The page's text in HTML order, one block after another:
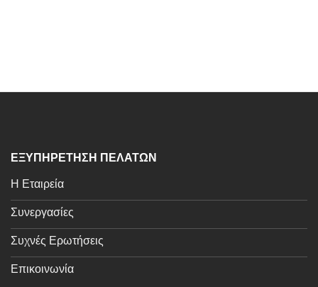
ΕΞΥΠΗΡΕΤΗΣΗ ΠΕΛΑΤΩΝ
Η Εταιρεία
Συνεργασίες
Συχνές Ερωτήσεις
Επικοινωνία